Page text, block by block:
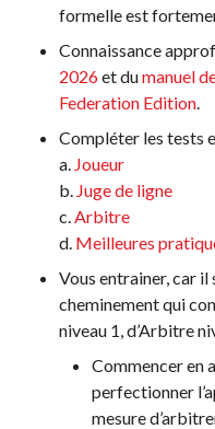
Championnat national
de Pickleball Canada
Candidature à un
tournoi sanctionné
Calendrier des
Guide du directeur de
homologuées
formelle est
Connaissance
2026et dumanuel
Federation Edition.
Compléter les tests
a. Joueur
b. Juge de ligne
c.Arbitre
d. Meilleures
Vous entrainer, car il
cheminement qui
niveau 1, d’Arbitre
Commencer en
perfectionner
mesure